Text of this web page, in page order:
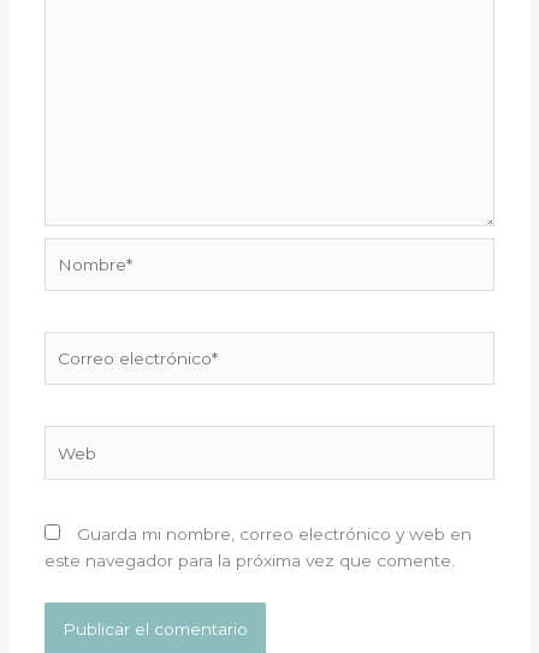
electrónico*
Guarda mi nombre, correo electrónico y web en
este navegador para la próxima vez que comente.